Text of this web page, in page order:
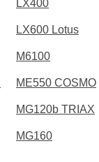
LX400
LX600 Lotus
M6100
ME550 COSMO
MG120b TRIAX
MG160